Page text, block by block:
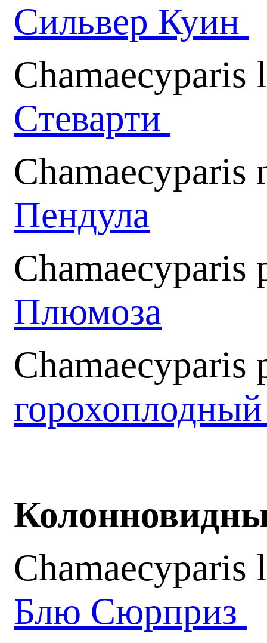
Сильвер Куин
Стеварти
Chamaecyparis
Пендула
Плюмоза
Блю Сюрприз